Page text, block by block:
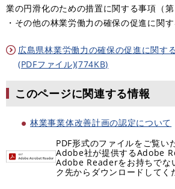
業の円滑化のための措置に関する事項（第
・その他の林業労働力の確保の促進に関す
広島県林業労働力の確保の促進に関す
(PDFファイル)(774KB)
このページに関連する情報
林業事業体改善計画の認定について
PDF形式のファイルをご覧い
Adobe社が提供するAdobe
Adobe Readerをお持ちでな
ク先からダウンロードしてく